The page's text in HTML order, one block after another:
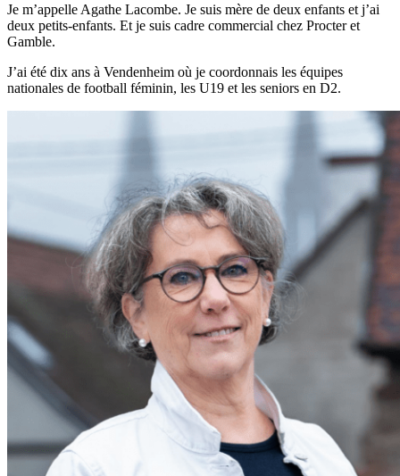
Je m’appelle Agathe Lacombe. Je suis mère de deux enfants et j’ai
deux petits-enfants. Et je suis cadre commercial chez Procter et
Gamble.
J’ai été dix ans à Vendenheim où je coordonnais les équipes
nationales de football féminin, les U19 et les seniors en D2.